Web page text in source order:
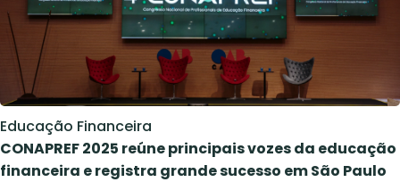
Educação Financeira
CONAPREF 2025 reúne principais vozes da educação
financeira e registra grande sucesso em São Paulo